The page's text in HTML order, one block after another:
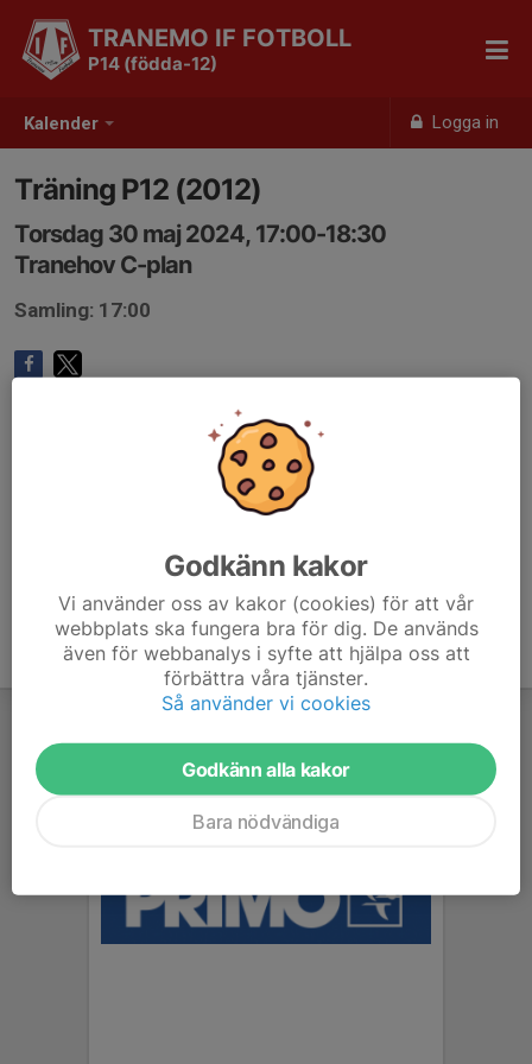
Kalender Logga in
TRANEMO IF FOTBOLL
P14 (födda-12)
Träning P12 (2012)
Torsdag 30 maj 2024, 17:00-18:30
Tranehov C-plan
Samling: 17:00
Godkänn kakor
Vi använder oss av kakor (cookies) för att vår
webbplats ska fungera bra för dig. De används
även för webbanalys i syfte att hjälpa oss att
förbättra våra tjänster.
Så använder vi cookies
Godkänn alla kakor
Bara nödvändiga